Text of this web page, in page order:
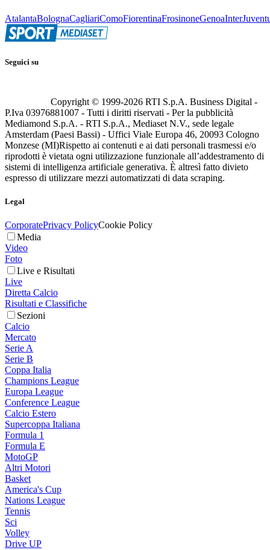
AtalantaBolognaCagliariComoFiorentinaFrosinoneGenoaInter
Seguici su
Copyright © 1999-2026 RTI S.p.A. Business Digital -
P.Iva 03976881007 - Tutti i diritti riservati - Per la pubblicità
Mediamond S.p.A. - RTI S.p.A., Mediaset N.V., sede legale
Amsterdam (Paesi Bassi) - Uffici Viale Europa 46, 20093 Cologno
Monzese (MI)Rispetto ai contenuti e ai dati personali trasmessi e/o
riprodotti è vietata ogni utilizzazione funzionale all’addestramento di
sistemi di intelligenza artificiale generativa. È altresì fatto divieto
espresso di utilizzare mezzi automatizzati di data scraping.
Legal
CorporatePrivacy PolicyCookie Policy
Media
Video
Foto
Live e Risultati
Live
Diretta Calcio
Risultati e Classifiche
Sezioni
Calcio
Mercato
Serie A
Serie B
Coppa Italia
Champions League
Europa League
Conference League
Calcio Estero
Supercoppa Italiana
Formula 1
Formula E
MotoGP
Altri Motori
Basket
America's Cup
Nations League
Tennis
Sci
Volley
Drive UP